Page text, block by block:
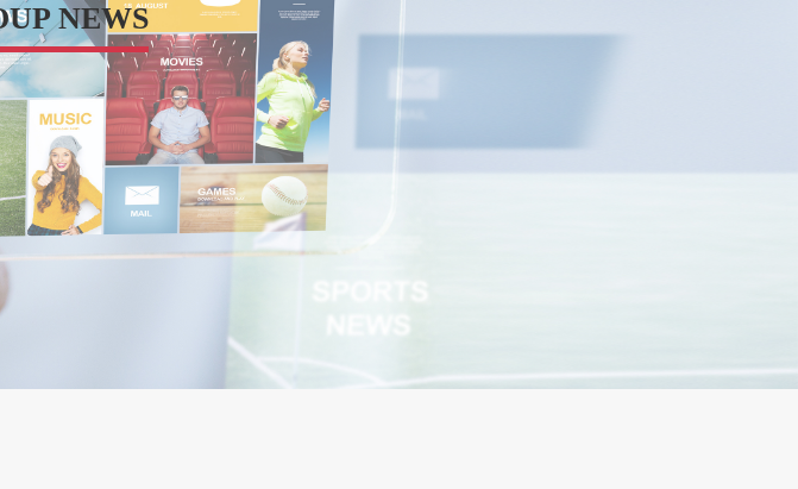
NEWS